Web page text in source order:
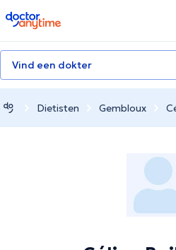
doctoranytime
Vind een dokter
Dietisten Gembloux